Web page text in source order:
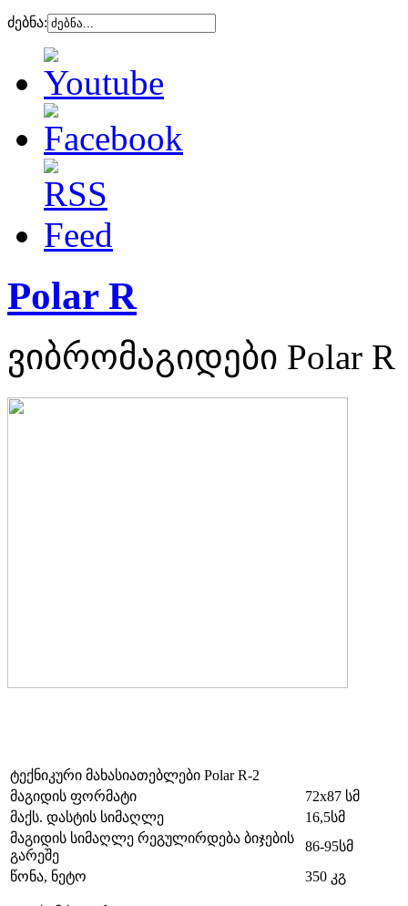
ძებნა:
Polar R
ვიბრომაგიდები Polar R
ტექნიკური მახასიათებლები Polar R-2
მაგიდის ფორმატი
72х87 სმ
მაქს. დასტის სიმაღლე
16,5სმ
მაგიდის სიმაღლე რეგულირდება ბიჯების
გარეშე
86-95სმ
წონა, ნეტო
350 კგ